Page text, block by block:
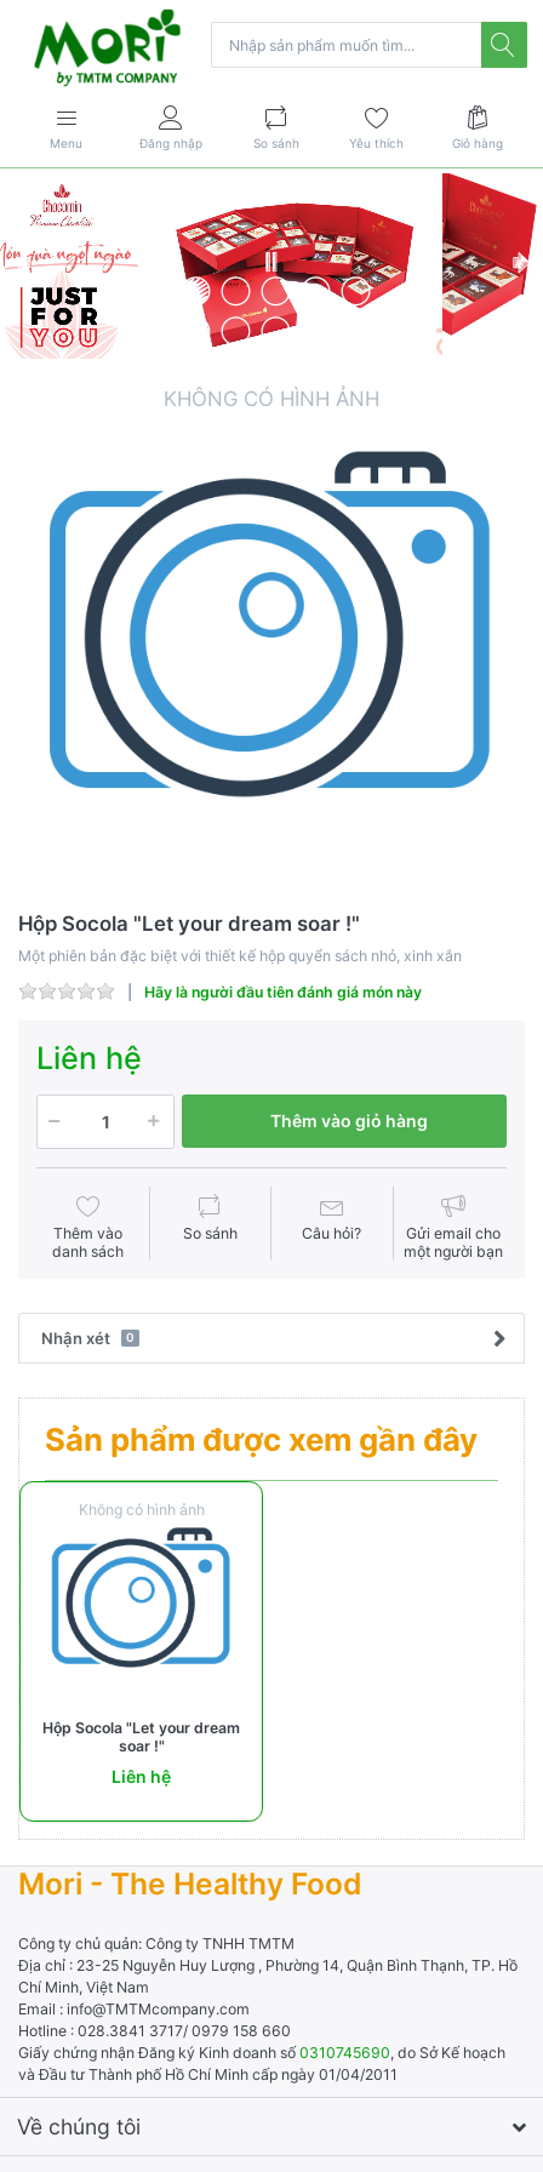
Menu Đăng nhập So sánh Yêu thích Giỏ hàng
Hộp Socola "Let your dream soar !"
Một phiên bản đặc biệt với thiết kế hộp quyển sách nhỏ, xinh xắn
Hãy là người đầu tiên đánh giá món này
Liên hệ
Thêm vào giỏ hàng
Thêm vào
danh sách
So sánh Câu hỏi?
Gửi email cho
một người bạn
Nhận xét 0
Sản phẩm được xem gần đây
Hộp Socola "Let your dream
soar !"
Liên hệ
Mori - The Healthy Food
Công ty chủ quản: Công ty TNHH TMTM
Địa chỉ : 23-25 Nguyễn Huy Lượng , Phường 14, Quận Bình Thạnh, TP. Hồ
Chí Minh, Việt Nam
Email : info@TMTMcompany.com
Hotline : 028.3841 3717/ 0979 158 660
Giấy chứng nhận Đăng ký Kinh doanh số0310745690, do Sở Kế hoạch
và Đầu tư Thành phố Hồ Chí Minh cấp ngày 01/04/2011
Về chúng tôi